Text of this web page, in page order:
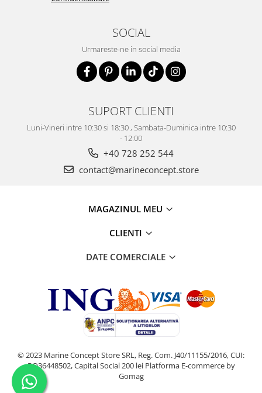
SOCIAL
Urmareste-ne in social media
SUPORT CLIENTI
Luni-Vineri intre 10:30 si 18:30 , Sambata-Duminica intre 10:30
- 12:00
+40 728 252 544
contact@marineconcept.store
MAGAZINUL MEU
CLIENTI
DATE COMERCIALE
© 2023 Marine Concept Store SRL, Reg. Com. J40/11155/2016, CUI:
RO36448502, Capital Social 200 lei Platforma E-commerce by
Gomag